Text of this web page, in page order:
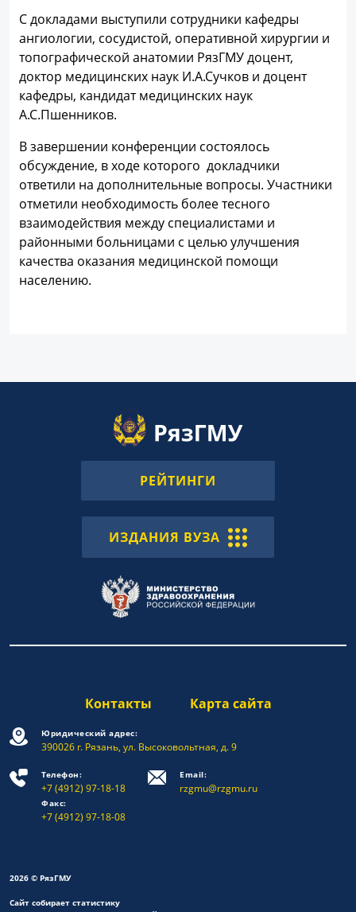
С докладами выступили сотрудники кафедры
ангиологии, сосудистой, оперативной хирургии и
топографической анатомии РязГМУ доцент,
доктор медицинских наук И.А.Сучков и доцент
кафедры, кандидат медицинских наук
А.С.Пшенников.
В завершении конференции состоялось
обсуждение, в ходе которого докладчики
ответили на дополнительные вопросы. Участники
отметили необходимость более тесного
взаимодействия между специалистами и
районными больницами с целью улучшения
качества оказания медицинской помощи
населению.
РЕЙТИНГИ
ИЗДАНИЯ ВУЗА
Контакты Карта сайта
Юридический адрес:
390026 г. Рязань, ул. Высоковольтная, д. 9
Телефон:
+7 (4912) 97-18-18
Факс:
+7 (4912) 97-18-08
Email:
rzgmu@rzgmu.ru
2026 © РязГМУ
Сайт собирает статистику